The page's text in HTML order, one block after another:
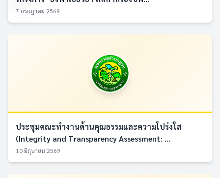
7 กรกฎาคม 2569
ประชุมคณะทำงานด้านคุณธรรมและความโปร่งใส
(Integrity and Transparency Assessment: ...
10 มิถุนายน 2569